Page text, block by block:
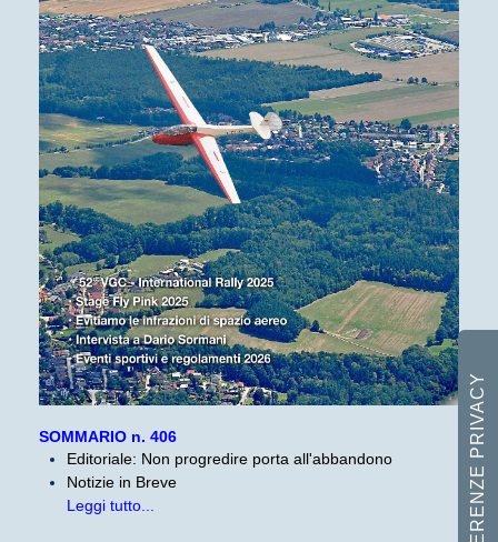
SOMMARIO n. 406
Editoriale: Non progredire porta all'abbandono
Notizie in Breve
Leggi tutto...